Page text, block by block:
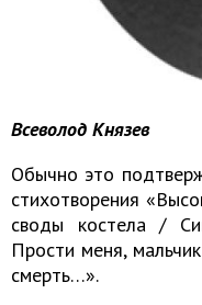
Всеволод Князев
Обычно это
стихотворения
своды костела /
Прости меня,
смерть…».